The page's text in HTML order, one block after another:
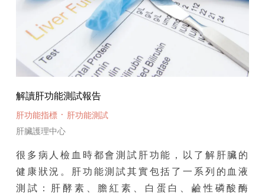
解讀肝功能測試報告
肝功能指標· 肝功能測試
肝臟護理中心
很多病人檢血時都會測試肝功能，以了解肝臟的
健康狀況。肝功能測試其實包括了一系列的血液
測試：肝酵素、膽紅素、白蛋白、鹼性磷酸酶